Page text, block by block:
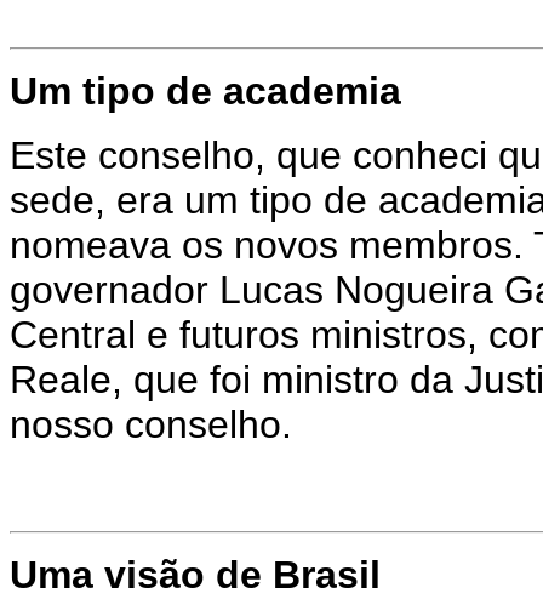
Um tipo de academia
Este conselho, que conheci
sede, era um tipo de
nomeava os novos membros.
governador Lucas Nogueira
Central e futuros ministros,
Reale, que foi ministro da
nosso conselho.
Uma visão de Brasil